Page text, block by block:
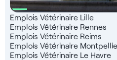
Emplois Vétérinaire Lille
Emplois Vétérinaire Rennes
Emplois Vétérinaire Reims
Emplois Vétérinaire
Emplois Vétérinaire Le Havre